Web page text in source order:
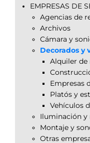
EMPRESAS DE
Agencias de
Archivos
Cámara y
Decorados y
Alquiler de
Empresas
Platós y
Vehículos
Iluminación y
Montaje y
Otras